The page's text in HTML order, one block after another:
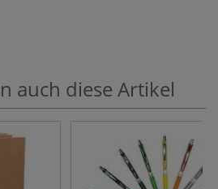
auch diese Artikel